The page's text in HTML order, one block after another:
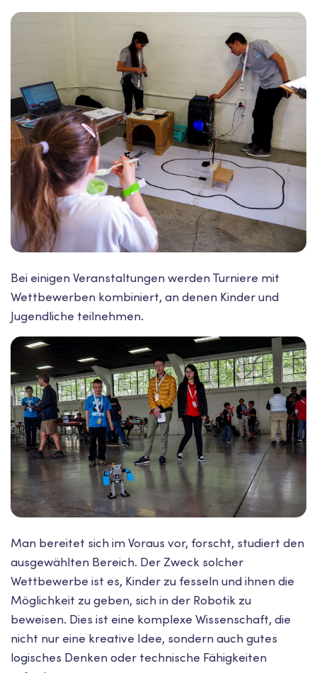
Bei einigen Veranstaltungen werden Turniere mit
Wettbewerben kombiniert, an denen Kinder und
Jugendliche teilnehmen.
Man bereitet sich im Voraus vor, forscht, studiert den
ausgewählten Bereich. Der Zweck solcher
Wettbewerbe ist es, Kinder zu fesseln und ihnen die
Möglichkeit zu geben, sich in der Robotik zu
beweisen. Dies ist eine komplexe Wissenschaft, die
nicht nur eine kreative Idee, sondern auch gutes
logisches Denken oder technische Fähigkeiten